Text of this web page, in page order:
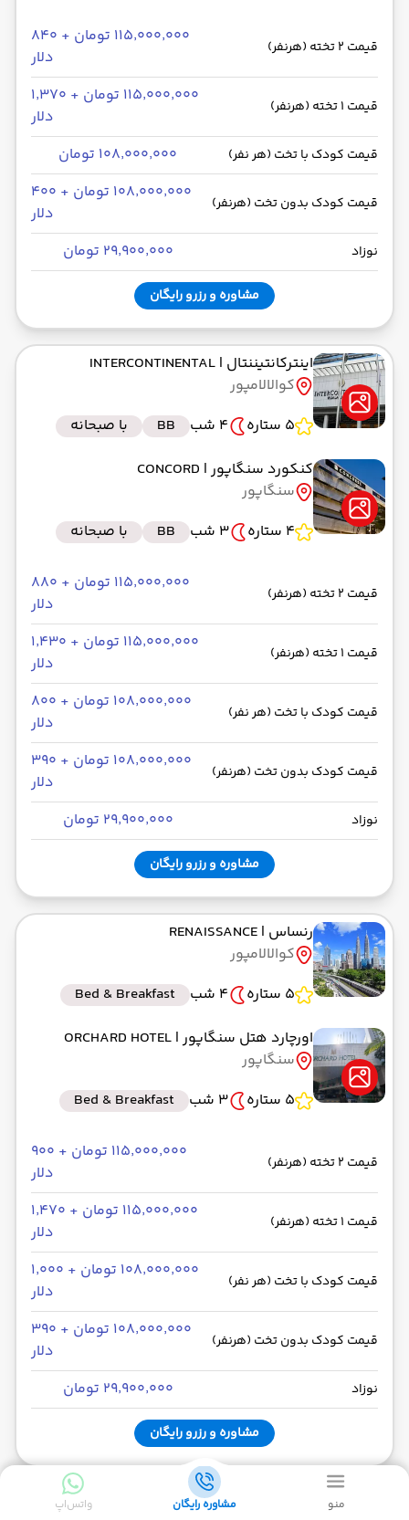
قیمت 2 تخته (هرنفر)
۱۱۵٬۰۰۰٬۰۰۰ تومان + ۸۴۰
دلار
قیمت 1 تخته (هرنفر)
۱۱۵٬۰۰۰٬۰۰۰ تومان + ۱٬۳۷۰
دلار
قیمت کودک با تخت (هر نفر) ۱۰۸٬۰۰۰٬۰۰۰ تومان
قیمت کودک بدون تخت (هرنفر)
۱۰۸٬۰۰۰٬۰۰۰ تومان + ۴۰۰
دلار
نوزاد ۲۹٬۹۰۰٬۰۰۰ تومان
مشاوره و رزرو رایگان
اینترکانتیننتال | INTERCONTINENTAL
کوالالامپور
5 ستاره
4 شب BB
با صبحانه
کنکورد سنگاپور| CONCORD
سنگاپور
4 ستاره
3 شب BB با صبحانه
قیمت 2 تخته (هرنفر)
۱۱۵٬۰۰۰٬۰۰۰ تومان + ۸۸۰
دلار
قیمت 1 تخته (هرنفر)
۱۱۵٬۰۰۰٬۰۰۰ تومان + ۱٬۴۳۰
دلار
قیمت کودک با تخت (هر نفر)
۱۰۸٬۰۰۰٬۰۰۰ تومان + ۸۰۰
دلار
قیمت کودک بدون تخت (هرنفر)
۱۰۸٬۰۰۰٬۰۰۰ تومان + ۳۹۰
دلار
نوزاد ۲۹٬۹۰۰٬۰۰۰ تومان
مشاوره و رزرو رایگان
رنساس | RENAISSANCE
کوالالامپور
5 ستاره
4 شب
Bed & Breakfast
اورچارد هتل سنگاپور| ORCHARD HOTEL
سنگاپور
5 ستاره
3 شب Bed & Breakfast
قیمت 2 تخته (هرنفر)
۱۱۵٬۰۰۰٬۰۰۰ تومان + ۹۰۰
دلار
قیمت 1 تخته (هرنفر)
۱۱۵٬۰۰۰٬۰۰۰ تومان + ۱٬۴۷۰
دلار
قیمت کودک با تخت (هر نفر)
۱۰۸٬۰۰۰٬۰۰۰ تومان + ۱٬۰۰۰
دلار
قیمت کودک بدون تخت (هرنفر)
۱۰۸٬۰۰۰٬۰۰۰ تومان + ۳۹۰
دلار
نوزاد ۲۹٬۹۰۰٬۰۰۰ تومان
مشاوره و رزرو رایگان
گرند میلینیوم| GRAND MILLENIUM
منو مشاوره رایگان واتس‌اپ